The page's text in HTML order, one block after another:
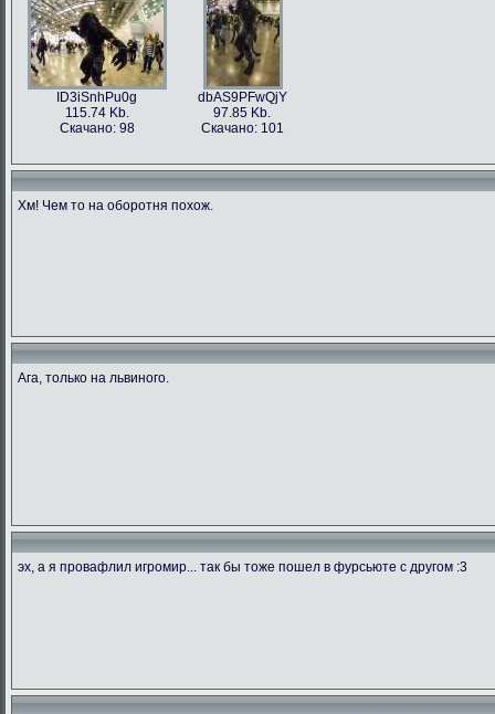
ID3iSnhPu0g
115.74 Kb.
Скачано: 98
dbAS9PFwQjY
97.85 Kb.
Скачано: 101
Хм! Чем то на оборотня похож.
Ага, только на львиного.
эх, а я провафлил игромир... так бы тоже пошел в фурсьюте с другом :3